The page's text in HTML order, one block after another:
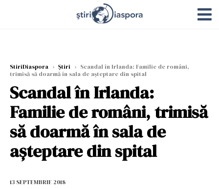
StiriDiaspora › Știri › Scandal în Irlanda: Familie de români,
trimisă să doarmă în sala de așteptare din spital
Scandal în Irlanda:
Familie de români, trimisă
să doarmă în sala de
așteptare din spital
13 SEPTEMBRIE 2018